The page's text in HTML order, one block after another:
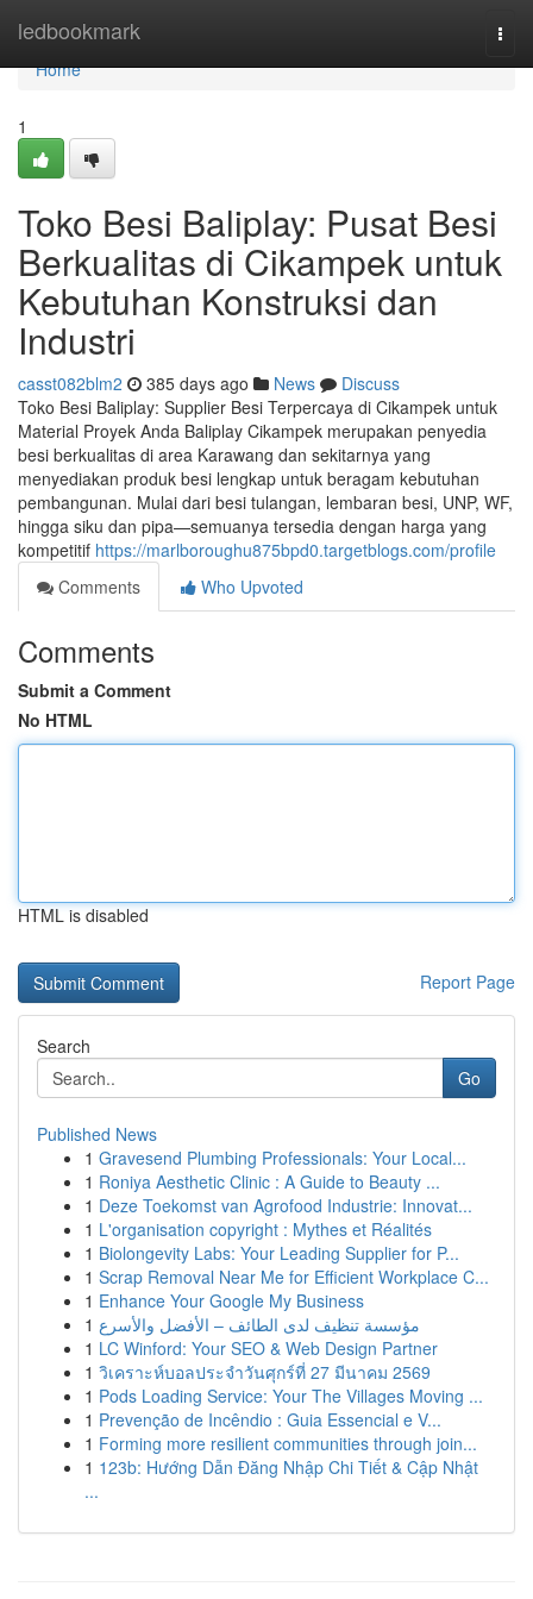
ledbookmark
Home
Home
1
Toko Besi Baliplay: Pusat Besi
Berkualitas di Cikampek untuk
Kebutuhan Konstruksi dan
Industri
casst082blm2 385 days ago News
Discuss
Toko Besi Baliplay: Supplier Besi Terpercaya di Cikampek untuk
Material Proyek Anda Baliplay Cikampek merupakan penyedia
besi berkualitas di area Karawang dan sekitarnya yang
menyediakan produk besi lengkap untuk beragam kebutuhan
pembangunan. Mulai dari besi tulangan, lembaran besi, UNP, WF,
hingga siku dan pipa—semuanya tersedia dengan harga yang
kompetitif https://marlboroughu875bpd0.targetblogs.com/profile
Comments
Who Upvoted
Comments
Submit a Comment
No HTML
HTML is disabled
Report Page
Search
Go
Published News
1 Gravesend Plumbing Professionals: Your Local...
1 Roniya Aesthetic Clinic : A Guide to Beauty ...
1 Deze Toekomst van Agrofood Industrie: Innovat...
1 L'organisation copyright : Mythes et Réalités
1 Biolongevity Labs: Your Leading Supplier for P...
1 Scrap Removal Near Me for Efficient Workplace C...
1 Enhance Your Google My Business
1 مؤسسة تنظيف لدى الطائف – الأفضل والأسرع
1 LC Winford: Your SEO & Web Design Partner
1 วิเคราะห์บอลประจำวันศุกร์ที่ 27 มีนาคม 2569
1 Pods Loading Service: Your The Villages Moving ...
1 Prevenção de Incêndio : Guia Essencial e V...
1 Forming more resilient communities through join...
1 123b: Hướng Dẫn Đăng Nhập Chi Tiết & Cập Nhật
...